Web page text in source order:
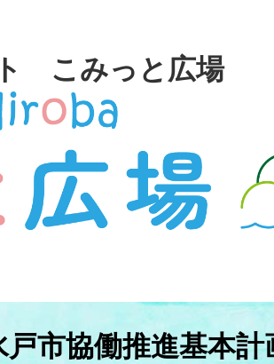
こみっと広場
戸市協働推進基本